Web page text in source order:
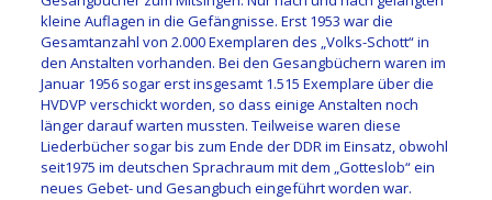
kleine Auflagen in die Gefängnisse. Erst 1953 war die
Gesamtanzahl von 2.000 Exemplaren des „Volks-Schott“ in
den Anstalten vorhanden. Bei den Gesangbüchern waren im
Januar 1956 sogar erst insgesamt 1.515 Exemplare über die
HVDVP verschickt worden, so dass einige Anstalten noch
länger darauf warten mussten. Teilweise waren diese
Liederbücher sogar bis zum Ende der DDR im Einsatz, obwohl
seit1975 im deutschen Sprachraum mit dem „Gotteslob“ ein
neues Gebet- und Gesangbuch eingeführt worden war.